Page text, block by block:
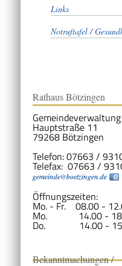
Links
Notruftafel /
Rathaus Bötzingen
Hauptstraße 11
79268 Bötzingen
Telefon: 07663 /
Telefax: 07663 /
gemeinde@boetzingen.de
Öffnungszeiten:
Mo. - Fr. 08.00 -
Mo. 14.00 -
Do. 14.00 -
Bekanntmachungen /